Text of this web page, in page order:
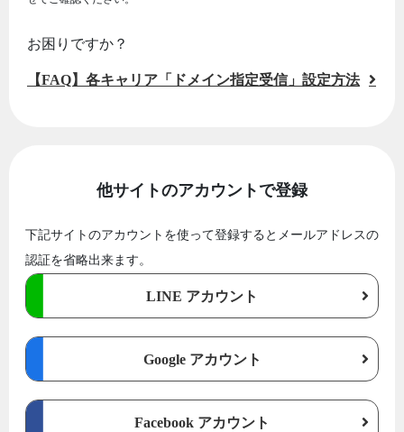
お困りですか？
【FAQ】各キャリア「ドメイン指定受信」設定方法
他サイトのアカウントで登録
下記サイトのアカウントを使って登録するとメールアドレスの
認証を省略出来ます。
LINE アカウント
Google アカウント
Facebook アカウント